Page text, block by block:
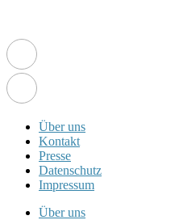
Über uns
Kontakt
Presse
Datenschutz
Impressum
Über uns